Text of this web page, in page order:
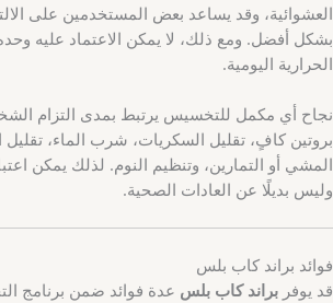
العشوائية، وقد يساعد بعض المستخدمين على
بشكل أفضل. ومع ذلك، لا يمكن الاعتماد عليه
الحرارية اليومية.
نجاح أي مكمل للتخسيس يرتبط بمدى التزام
بروتين كافٍ، تقليل السكريات، شرب الماء،
المشي أو التمارين، وتنظيم النوم. لذلك يمكن
وليس بديلًا عن العادات الصحية.
فوائد براند كاب بلس
قد يوفر براند كاب بلس عدة فوائد ضمن برنامج